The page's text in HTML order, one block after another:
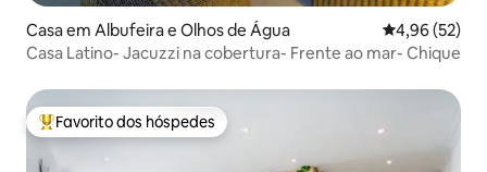
Casa em Albufeira e Olhos de Água Classificação
4,96 (52)
Casa Latino- Jacuzzi na cobertura- Frente ao mar- Chique
Favoritos dos hóspedes mais apreciados
Favorito dos hóspedes